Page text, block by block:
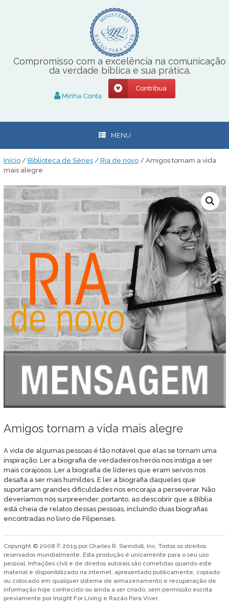
Compromisso com a excelência na comunicação
da verdade bíblica e sua prática.
Minha Conta
Contribua
MENU
Início/ Biblioteca de Séries/ Ria de novo/ Amigos tornam a vida
mais alegre
Amigos tornam a vida mais alegre
A vida de algumas pessoas é tão notável que elas se tornam uma
inspiração. Ler a biografia de verdadeiros heróis nos instiga a ser
mais corajosos. Ler a biografia de líderes que eram servos nos
desafia a ser mais humildes. E ler a biografia daqueles que
suportaram grandes dificuldades nos encoraja a perseverar. Não
deveríamos nos surpreender, portanto, ao descobrir que a Bíblia
está cheia de relatos dessas pessoas, incluindo duas biografias
encontradas no livro de Filipenses.
Copyright © 2008 ℗ 2019 por Charles R. Swindoll, Inc. Todos os direitos
reservados mundialmente. Esta produção é unicamente para o seu uso
pessoal. Infrações civil e de direitos autorais são cometidas quando este
material é disponibilizado na internet, apresentado publicamente, copiado
ou colocado em qualquer sistema de armazenamento e recuperação de
informação hoje conhecido ou ainda a ser criado, sem permissão escrita
previamente por Insight For Living e Razão Para Viver.